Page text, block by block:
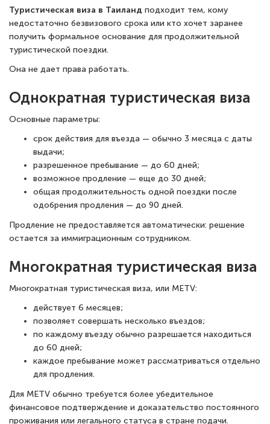
Туристическая виза в Таиланд подходит тем, кому
недостаточно безвизового срока или кто хочет заранее
получить формальное основание для продолжительной
туристической поездки.
Она не дает права работать.
Однократная туристическая виза
Основные параметры:
срок действия для въезда — обычно 3 месяца с даты
выдачи;
разрешенное пребывание — до 60 дней;
возможное продление — еще до 30 дней;
общая продолжительность одной поездки после
одобрения продления — до 90 дней.
Продление не предоставляется автоматически: решение
остается за иммиграционным сотрудником.
Многократная туристическая виза
Многократная туристическая виза, или METV:
действует 6 месяцев;
позволяет совершать несколько въездов;
по каждому въезду обычно разрешается находиться
до 60 дней;
каждое пребывание может рассматриваться отдельно
для продления.
Для METV обычно требуется более убедительное
финансовое подтверждение и доказательство постоянного
проживания или легального статуса в стране подачи.